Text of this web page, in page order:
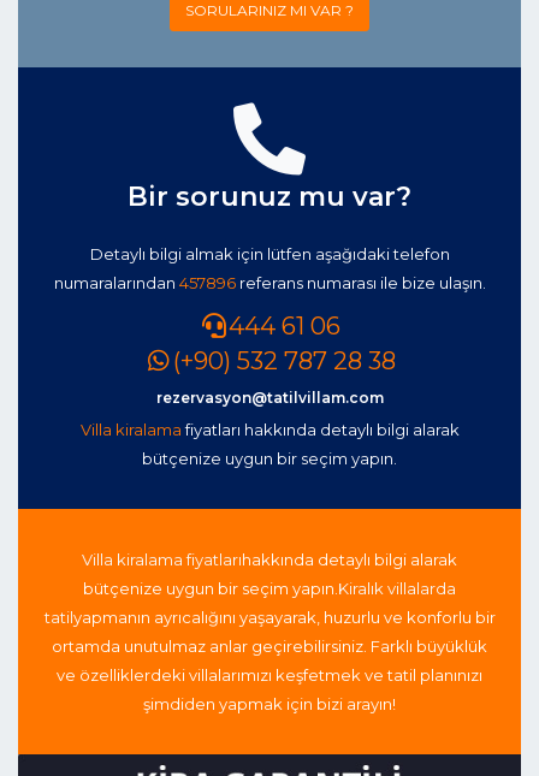
SORULARINIZ MI VAR ?
Bir sorunuz mu var?
Detaylı bilgi almak için lütfen aşağıdaki telefon
numaralarından 457896referans numarası ile bize ulaşın.
444 61 06
(+90) 532 787 28 38
rezervasyon@tatilvillam.com
Villa kiralamafiyatları hakkında detaylı bilgi alarak
bütçenize uygun bir seçim yapın.
Villa kiralama fiyatlarıhakkında detaylı bilgi alarak
bütçenize uygun bir seçim yapın.Kiralık villalarda
tatilyapmanın ayrıcalığını yaşayarak, huzurlu ve konforlu bir
ortamda unutulmaz anlar geçirebilirsiniz. Farklı büyüklük
ve özelliklerdeki villalarımızı keşfetmek ve tatil planınızı
şimdiden yapmak için bizi arayın!